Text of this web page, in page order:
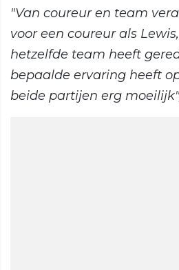
"Van coureur en team
voor een coureur als
hetzelfde team heeft
bepaalde ervaring heeft
beide partijen erg